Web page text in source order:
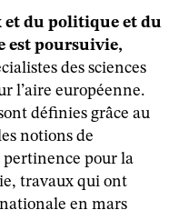
du politique et du
est poursuivie,
des sciences
l’aire européenne.
définies grâce au
notions de
pertinence pour la
travaux qui ont
en mars